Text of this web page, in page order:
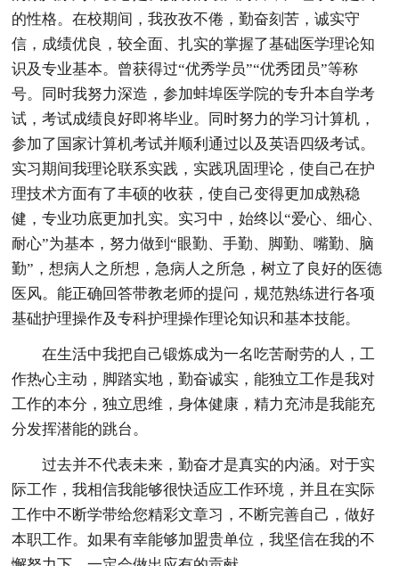
的性格。在校期间，我孜孜不倦，勤奋刻苦，诚实守
信，成绩优良，较全面、扎实的掌握了基础医学理论知
识及专业基本。曾获得过“优秀学员”“优秀团员”等称
号。同时我努力深造，参加蚌埠医学院的专升本自学考
试，考试成绩良好即将毕业。同时努力的学习计算机，
参加了国家计算机考试并顺利通过以及英语四级考试。
实习期间我理论联系实践，实践巩固理论，使自己在护
理技术方面有了丰硕的收获，使自己变得更加成熟稳
健，专业功底更加扎实。实习中，始终以“爱心、细心、
耐心”为基本，努力做到“眼勤、手勤、脚勤、嘴勤、脑
勤”，想病人之所想，急病人之所急，树立了良好的医德
医风。能正确回答带教老师的提问，规范熟练进行各项
基础护理操作及专科护理操作理论知识和基本技能。
在生活中我把自己锻炼成为一名吃苦耐劳的人，工
作热心主动，脚踏实地，勤奋诚实，能独立工作是我对
工作的本分，独立思维，身体健康，精力充沛是我能充
分发挥潜能的跳台。
过去并不代表未来，勤奋才是真实的内涵。对于实
际工作，我相信我能够很快适应工作环境，并且在实际
工作中不断学带给您精彩文章习，不断完善自己，做好
本职工作。如果有幸能够加盟贵单位，我坚信在我的不